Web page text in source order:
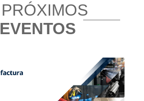
PRÓXIMOS
EVENTOS